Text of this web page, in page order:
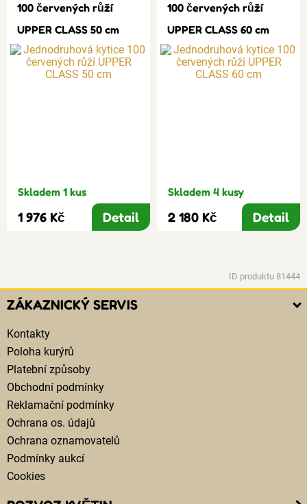
100 červených růží
UPPER CLASS 50 cm
Skladem 1 kus
1 976 Kč Detail
100 červených růží
UPPER CLASS 60 cm
Skladem 4 kusy
2 180 Kč Detail
ID produktu 81444
ZÁKAZNICKÝ SERVIS
Kontakty
Poloha kurýrů
Platební způsoby
Obchodní podmínky
Reklamační podmínky
Ochrana os. údajů
Ochrana oznamovatelů
Podmínky aukcí
Cookies